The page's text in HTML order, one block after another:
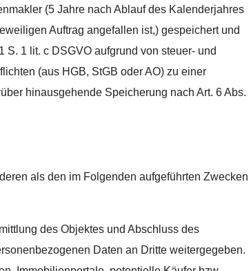
(5 Jahre nach Ablauf des Kalenderjahres
Auftrag angefallen ist,) gespeichert und
1 lit. c DSGVO aufgrund von steuer- und
(aus HGB, StGB oder AO) zu einer
hinausgehende Speicherung nach Art. 6 Abs.
als den im Folgenden aufgeführten Zwecken
des Objektes und Abschluss des
Daten an Dritte weitergegeben.